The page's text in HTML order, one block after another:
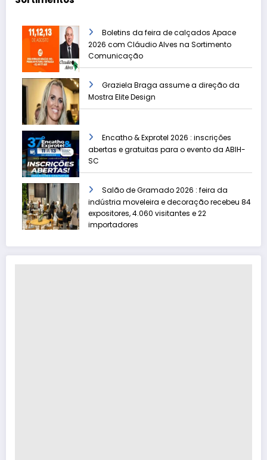
Boletins da feira de calçados Apace
2026 com Cláudio Alves na Sortimento
Comunicação
Graziela Braga assume a direção da
Mostra Elite Design
Encatho & Exprotel 2026 : inscrições
abertas e gratuitas para o evento da ABIH-
SC
Salão de Gramado 2026 : feira da
indústria moveleira e decoração recebeu 84
expositores, 4.060 visitantes e 22
importadores